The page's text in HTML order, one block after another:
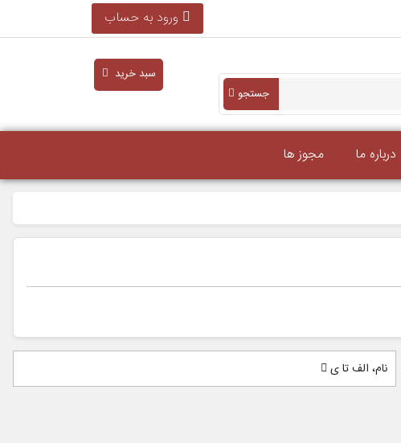
ورود به حساب
جستجو
سبد خرید
درباره ما مجوز ها
نام، الف تا ی